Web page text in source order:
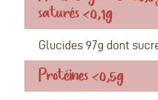
saturés <0,1g
Glucides 97g dont
Protéines <0,5g